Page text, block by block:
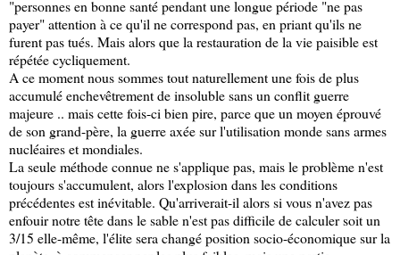
"personnes en bonne santé pendant une longue période "ne pas
payer" attention à ce qu'il ne correspond pas, en priant qu'ils ne
furent pas tués. Mais alors que la restauration de la vie paisible est
répétée cycliquement.
A ce moment nous sommes tout naturellement une fois de plus
accumulé enchevêtrement de insoluble sans un conflit guerre
majeure .. mais cette fois-ci bien pire, parce que un moyen éprouvé
de son grand-père, la guerre axée sur l'utilisation monde sans armes
nucléaires et mondiales.
La seule méthode connue ne s'applique pas, mais le problème n'est
toujours s'accumulent, alors l'explosion dans les conditions
précédentes est inévitable. Qu'arriverait-il alors si vous n'avez pas
enfouir notre tête dans le sable n'est pas difficile de calculer soit un
3/15 elle-même, l'élite sera changé position socio-économique sur la